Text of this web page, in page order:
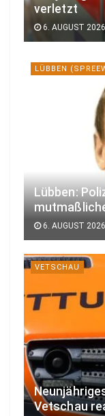
verletzt
6. AUGUST 2026
LÜBBEN
Lübben:
6. AUGUST 2026
VETSCHAU
Vetschau